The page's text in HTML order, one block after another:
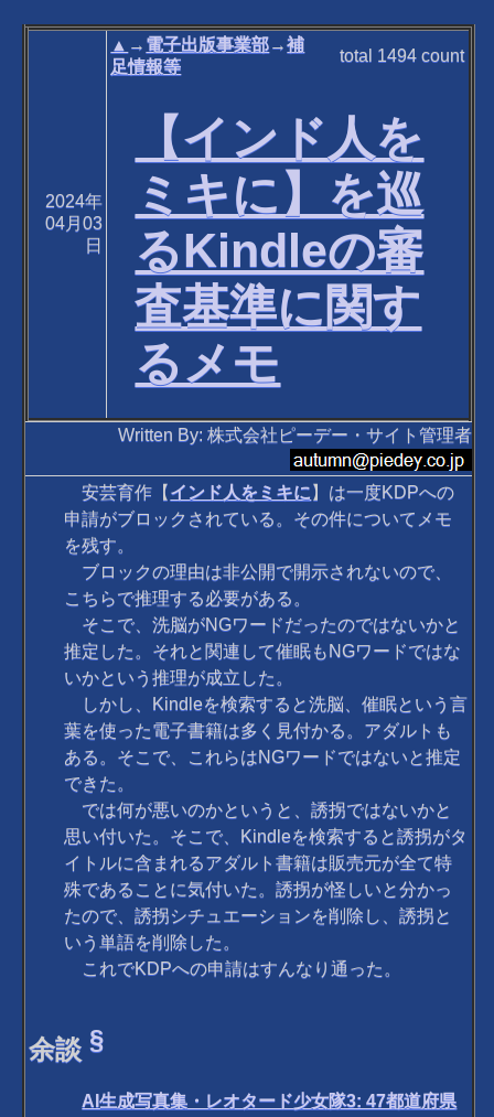
2024年
04月03
日
▲ → 電子出版事業部→補
足情報等
total 1494 count
【インド人を
ミキに】を巡
るKindleの審
査基準に関す
るメモ
Written By: 株式会社ピーデー・サイト管理者
安芸育作【インド人をミキに】は一度KDPへの
申請がブロックされている。その件についてメモ
を残す。
ブロックの理由は非公開で開示されないので、
こちらで推理する必要がある。
そこで、洗脳がNGワードだったのではないかと
推定した。それと関連して催眠もNGワードではな
いかという推理が成立した。
しかし、Kindleを検索すると洗脳、催眠という言
葉を使った電子書籍は多く見付かる。アダルトも
ある。そこで、これらはNGワードではないと推定
できた。
では何が悪いのかというと、誘拐ではないかと
思い付いた。そこで、Kindleを検索すると誘拐がタ
イトルに含まれるアダルト書籍は販売元が全て特
殊であることに気付いた。誘拐が怪しいと分かっ
たので、誘拐シチュエーションを削除し、誘拐と
いう単語を削除した。
これでKDPへの申請はすんなり通った。
余談§
AI生成写真集・レオタード少女隊3: 47都道府県